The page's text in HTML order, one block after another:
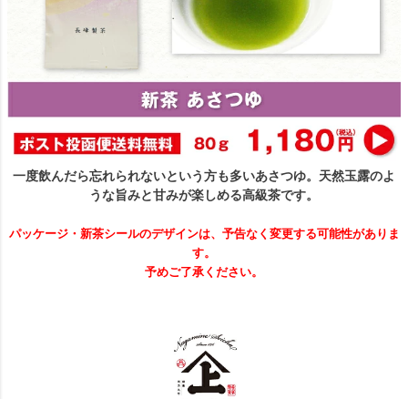
一度飲んだら忘れられないという方も多いあさつゆ。天然玉露のよ
うな旨みと甘みが楽しめる高級茶です。
パッケージ・新茶シールのデザインは、予告なく変更する可能性がありま
す。
予めご了承ください。